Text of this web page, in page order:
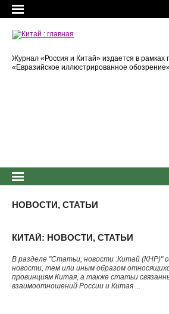
Журнал «Россия и Китай» издается в рамках
«Евразийское иллюстрированное
НОВОСТИ, СТАТЬИ
КИТАЙ: НОВОСТИ, СТАТЬИ
В разделе "Статьи, новости :Китай (КНР)"
новости, тем или иным образом
провинциям Китая, а также статьи
взаимоотношений России и Китая ...